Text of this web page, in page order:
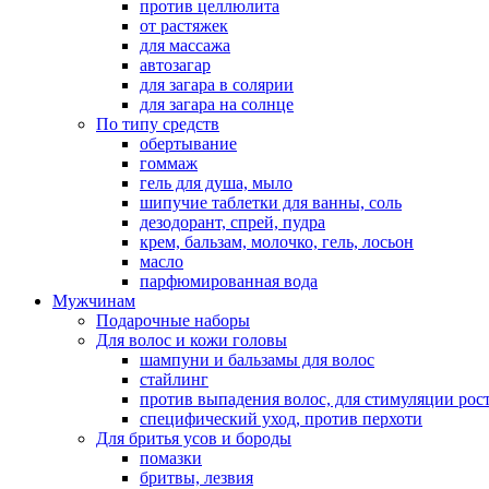
против целлюлита
от растяжек
для массажа
автозагар
для загара в солярии
для загара на солнце
По типу средств
обертывание
гоммаж
гель для душа, мыло
шипучие таблетки для ванны, соль
дезодорант, спрей, пудра
крем, бальзам, молочко, гель, лосьон
масло
парфюмированная вода
Мужчинам
Подарочные наборы
Для волос и кожи головы
шампуни и бальзамы для волос
стайлинг
против выпадения волос, для стимуляции
специфический уход, против перхоти
Для бритья усов и бороды
помазки
бритвы, лезвия